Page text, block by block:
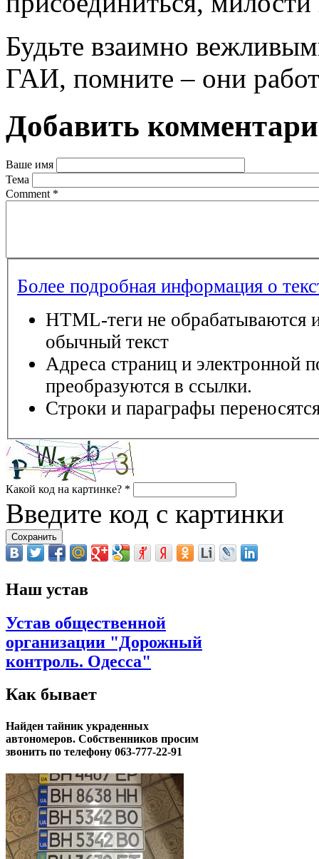
Будьте взаимно
ГАИ, помните – они
Добавить
Ваше имя
Тема
Comment *
Более подробная информация о
HTML-теги не обрабатываются
обычный текст
Адреса страниц и электронной
преобразуются в ссылки.
Строки и параграфы
Какой код на картинке? *
Введите код с картинки
Наш устав
Устав общественной
организации "Дорожный
контроль. Одесса"
Как бывает
Найден тайник украденных
автономеров. Собственников просим
звонить по телефону 063-777-22-91